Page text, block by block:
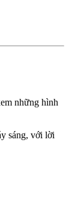
những hình
sáng, với lời